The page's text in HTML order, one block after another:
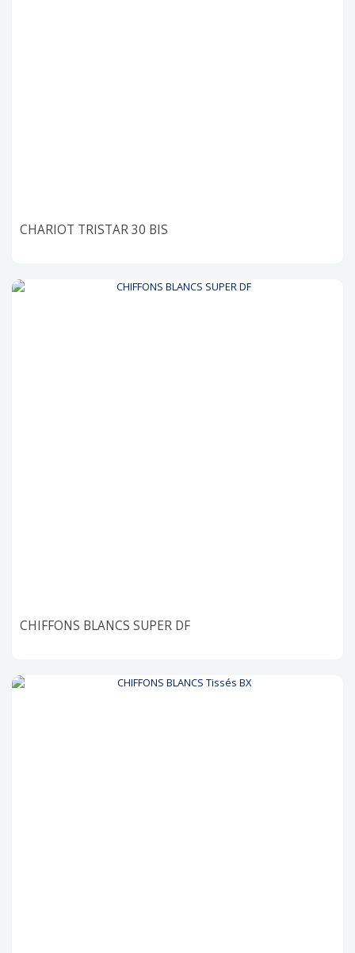
CHARIOT TRISTAR 30 BIS
CHIFFONS BLANCS SUPER DF